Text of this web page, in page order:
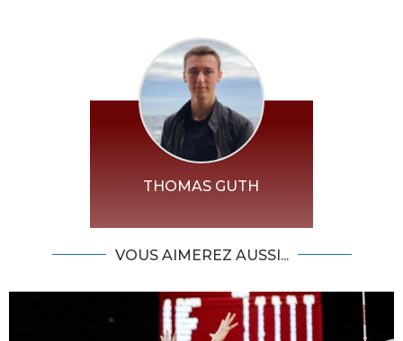
THOMAS GUTH
VOUS AIMEREZ AUSSI...